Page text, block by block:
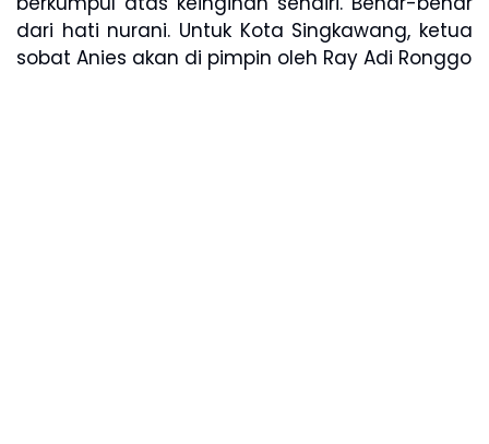
dari hati nurani. Untuk Kota Singkawang, ketua
sobat Anies akan di pimpin oleh Ray Adi Ronggo